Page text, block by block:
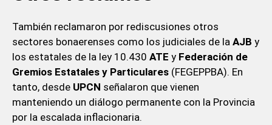
También reclamaron por rediscusiones otros
sectores bonaerenses como los judiciales de la AJB y
los estatales de la ley 10.430 ATE y Federación de
Gremios Estatales y Particulares (FEGEPPBA). En
tanto, desde UPCN señalaron que vienen
manteniendo un diálogo permanente con la Provincia
por la escalada inflacionaria.